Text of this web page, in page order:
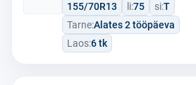
155/70R13
li:75 si:T
Tarne:Alates 2 tööpäeva
Laos:6 tk